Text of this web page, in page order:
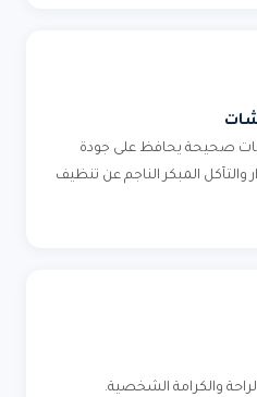
صحيحة يحافظ على جودة
والتآكل المبكر الناجم عن تنظيف
والكرامة الشخصية.